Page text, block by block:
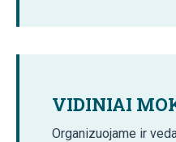
VIDINIAI
Organizuojame ir